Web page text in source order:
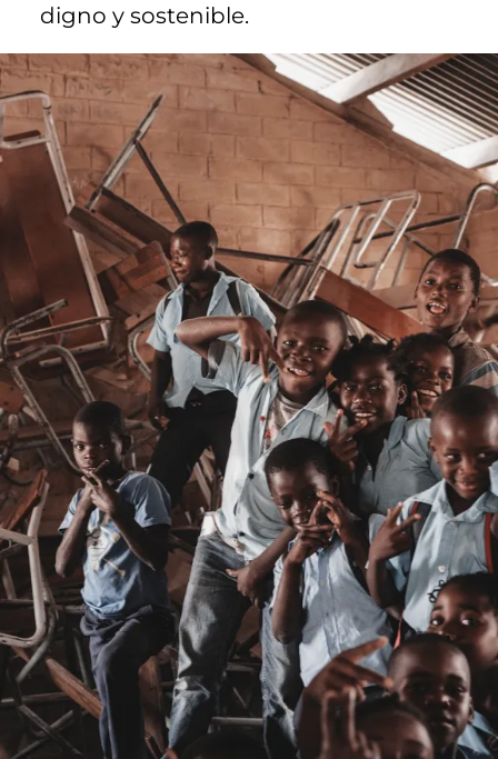
digno y sostenible.